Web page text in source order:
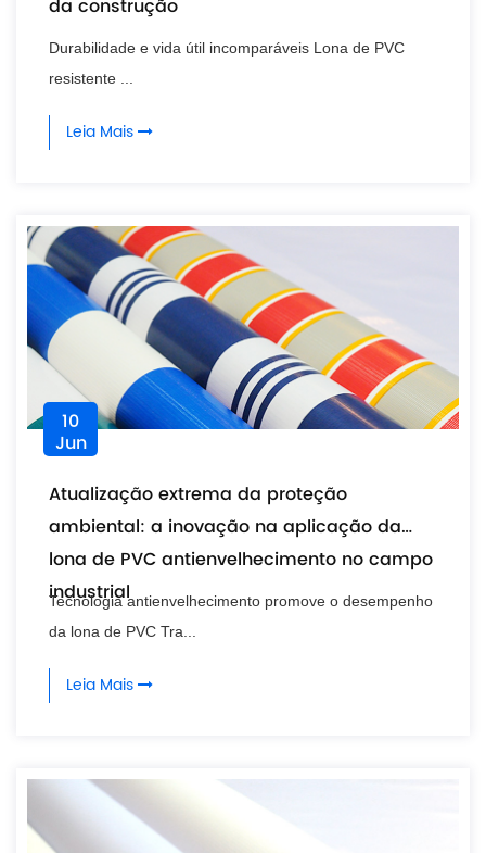
da construção
Durabilidade e vida útil incomparáveis Lona de PVC
resistente ...
Leia Mais
10
Jun
Atualização extrema da proteção
ambiental: a inovação na aplicação da
lona de PVC antienvelhecimento no campo
industrial
Tecnologia antienvelhecimento promove o desempenho
da lona de PVC Tra...
Leia Mais